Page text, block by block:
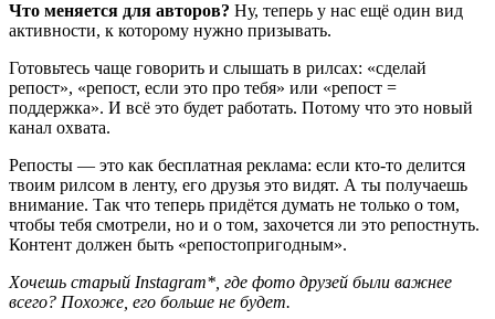
Что меняется для авторов? Ну, теперь у нас ещё один вид
активности, к которому нужно призывать.
Готовьтесь чаще говорить и слышать в рилсах: «сделай
репост», «репост, если это про тебя» или «репост =
поддержка». И всё это будет работать. Потому что это новый
канал охвата.
Репосты — это как бесплатная реклама: если кто-то делится
твоим рилсом в ленту, его друзья это видят. А ты получаешь
внимание. Так что теперь придётся думать не только о том,
чтобы тебя смотрели, но и о том, захочется ли это репостнуть.
Контент должен быть «репостопригодным».
Хочешь старый Instagram*, где фото друзей были важнее
всего? Похоже, его больше не будет.